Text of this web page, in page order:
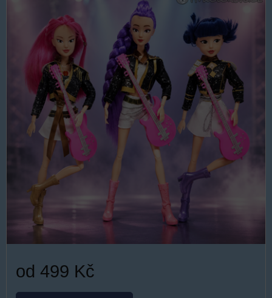
od 499 Kč